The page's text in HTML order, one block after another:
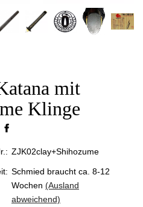
mit
Klinge
ZJK02clay+Shihozume
Schmied braucht ca. 8-12
Wochen (Ausland
abweichend)